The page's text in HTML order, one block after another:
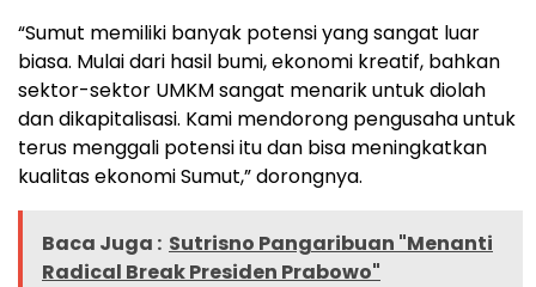
“Sumut memiliki banyak potensi yang sangat luar
biasa. Mulai dari hasil bumi, ekonomi kreatif, bahkan
sektor-sektor UMKM sangat menarik untuk diolah
dan dikapitalisasi. Kami mendorong pengusaha untuk
terus menggali potensi itu dan bisa meningkatkan
kualitas ekonomi Sumut,” dorongnya.
Baca Juga : Sutrisno Pangaribuan "Menanti
Radical Break Presiden Prabowo"